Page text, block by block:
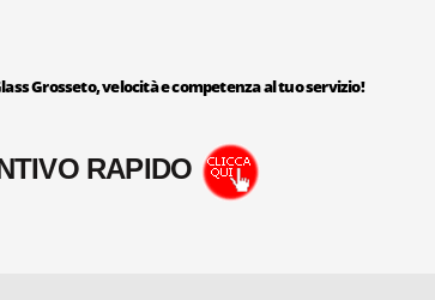
Grosseto, velocità e competenza al tuo servizio!
RAPIDO